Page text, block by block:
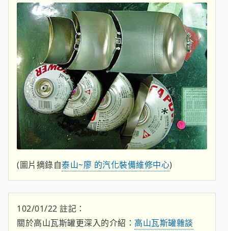
(圖片摘錄自泰山~廖 的汽化裝備維修中心)
102/01/22 註記：
關於高山瓦斯罐更深入的介紹： 高山瓦斯罐雜談